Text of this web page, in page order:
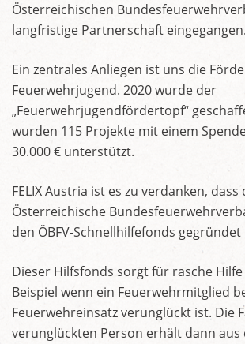
Österreichischen
langfristige Partnerschaft eingegangen.
Ein zentrales Anliegen ist uns die
Feuerwehrjugend. 2020 wurde der
„Feuerwehrjugendfördertopf“
wurden 115 Projekte mit einem
30.000 € unterstützt.
FELIX Austria ist es zu verdanken, dass
Österreichische
den ÖBFV-Schnellhilfefonds gegründet
Dieser Hilfsfonds sorgt für rasche
Beispiel wenn ein Feuerwehrmitglied
Feuerwehreinsatz verunglückt ist. Die
verunglückten Person erhält dann aus